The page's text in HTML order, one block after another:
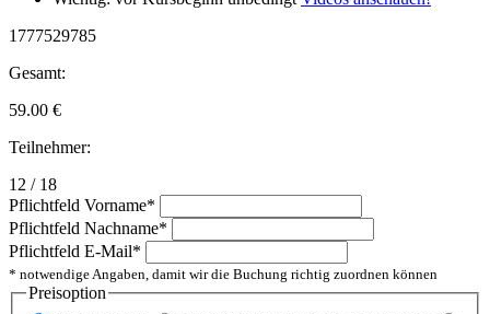
1777529785
Gesamt:
59.00 €
Teilnehmer:
12 / 18
Pflichtfeld Vorname*
Pflichtfeld Nachname*
Pflichtfeld E-Mail*
* notwendige Angaben, damit wir die Buchung richtig zuordnen können
Preisoption